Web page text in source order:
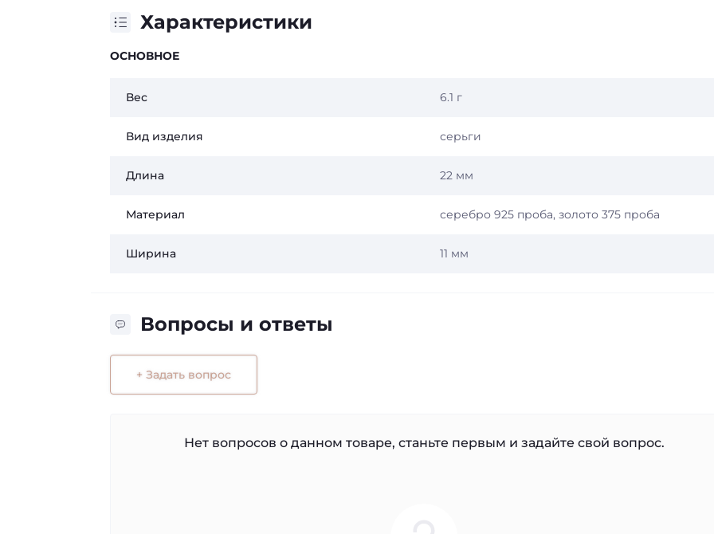
Характеристики
ОСНОВНОЕ
Вес 6.1 г
Вид изделия серьги
Длина 22 мм
Материал серебро 925 проба, золото 375 проба
Ширина 11 мм
Вопросы и ответы
+ Задать вопрос
Нет вопросов о данном товаре, станьте первым и задайте свой вопрос.